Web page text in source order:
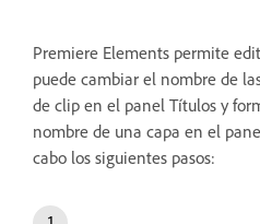
Premiere Elements permite
puede cambiar el nombre de
de clip en el panel Títulos y
nombre de una capa en el
cabo los siguientes pasos: